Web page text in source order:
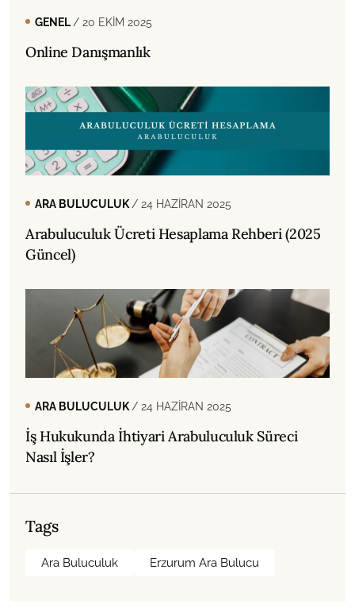
GENEL / 20 EKIM 2025
Online Danışmanlık
ARA BULUCULUK / 24 HAZIRAN 2025
Arabuluculuk Ücreti Hesaplama Rehberi (2025
Güncel)
ARA BULUCULUK / 24 HAZIRAN 2025
İş Hukukunda İhtiyari Arabuluculuk Süreci
Nasıl İşler?
Tags
Ara Buluculuk Erzurum Ara Bulucu